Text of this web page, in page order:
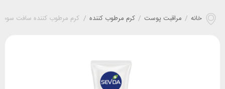
خانه / مراقبت پوست / کرم مرطوب کننده / کرم مرطوب کننده سافت سودا